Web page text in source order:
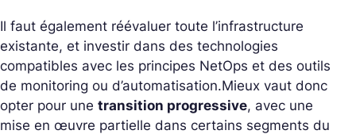
Il faut également réévaluer toute l’infrastructure
existante, et investir dans des technologies
compatibles avec les principes NetOps et des outils
de monitoring ou d’automatisation.Mieux vaut donc
opter pour une transition progressive, avec une
mise en œuvre partielle dans certains segments du